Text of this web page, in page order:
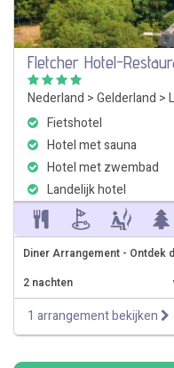
Fletcher Hotel-
Nederland >Gelderland >
Fietshotel
Hotel met sauna
Hotel met zwembad
Landelijk hotel
Diner Arrangement - Ontdek
2 nachten
1 arrangement bekijken